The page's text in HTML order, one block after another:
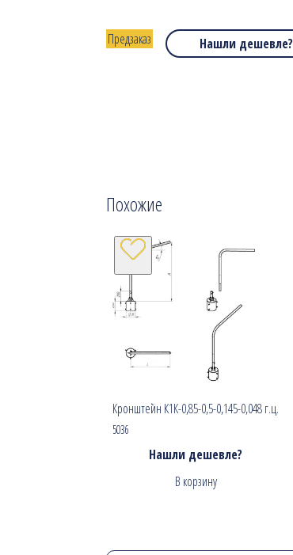
Нашли дешевле?
Предзаказ
Похожие
Кронштейн К1К-0,85-0,5-0,145-0,048 г.ц.
5036
Нашли дешевле?
В корзину